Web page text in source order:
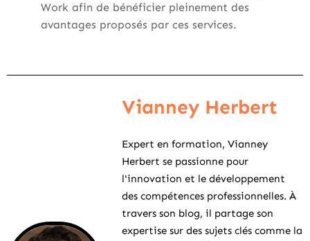
Work afin de bénéficier pleinement des
avantages proposés par ces services.
Vianney Herbert
Expert en formation, Vianney
Herbert se passionne pour
l'innovation et le développement
des compétences professionnelles. À
travers son blog, il partage son
expertise sur des sujets clés comme la